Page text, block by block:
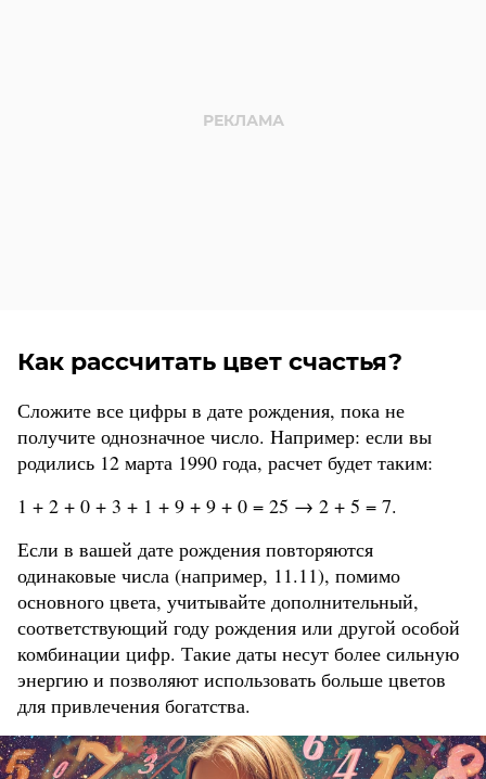
Как рассчитать цвет счастья?
Сложите все цифры в дате рождения, пока не
получите однозначное число. Например: если вы
родились 12 марта 1990 года, расчет будет таким:
1 + 2 + 0 + 3 + 1 + 9 + 9 + 0 = 25 → 2 + 5 = 7.
Если в вашей дате рождения повторяются
одинаковые числа (например, 11.11), помимо
основного цвета, учитывайте дополнительный,
соответствующий году рождения или другой особой
комбинации цифр. Такие даты несут более сильную
энергию и позволяют использовать больше цветов
для привлечения богатства.